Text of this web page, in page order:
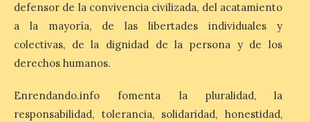
La Consejería de
Industria, Universidades,
Empleo y Comercio
destina 8,75 millones de
2026, cofinanciado por el Fondo Social
contratación temporal de 300 jóvenes
desempleados inscritos en el Sistema
Nacional de […]
defensor de la convivencia civilizada, del acatamiento
a la mayoría, de las libertades individuales y
colectivas, de la dignidad de la persona y de los
derechos humanos.
Enrendando.info fomenta la pluralidad, la
responsabilidad, tolerancia, solidaridad, honestidad,